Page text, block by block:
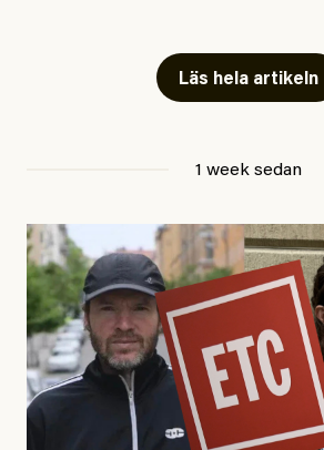
Läs hela artikeln
1 week sedan